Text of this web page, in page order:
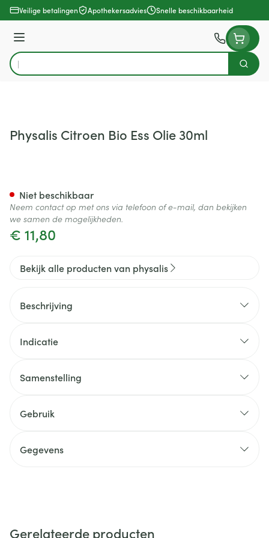
Ga naar de inhoud
Veilige betalingen Apothekersadvies Snelle beschikbaarheid
Menu
Product, merk, categorie...
Zoek
Physalis Citroen Bio Ess Olie 30ml
€ 11,80
Niet beschikbaar
Neem contact op met ons via telefoon of e-mail, dan bekijken
we samen de mogelijkheden.
Bekijk alle producten van physalis
Beschrijving
Indicatie
Samenstelling
Gebruik
Gegevens
Gerelateerde producten